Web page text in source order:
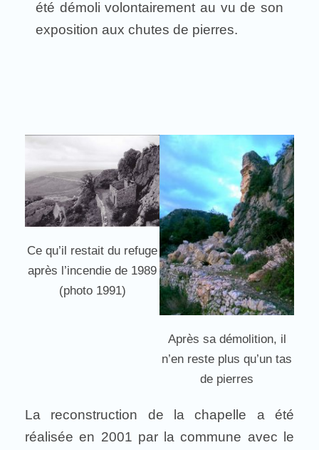
été démoli volontairement au vu de son
exposition aux chutes de pierres.
Ce qu’il restait du refuge
après l’incendie de 1989
(photo 1991)
Après sa démolition, il
n’en reste plus qu’un tas
de pierres
La reconstruction de la chapelle a été
réalisée en 2001 par la commune avec le